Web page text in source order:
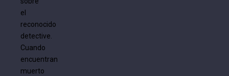
el
reconocido
detective.
Cuando
encuentran
muerto